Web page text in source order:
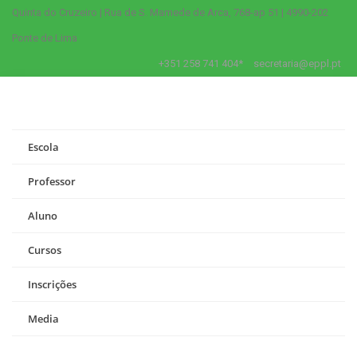
Quinta do Cruzeiro | Rua de S. Mamede de Arca, 768-ap 51 | 4990-202
Ponte de Lima
+351 258 741 404* secretaria@eppl.pt
Escola
Professor
Aluno
Cursos
Inscrições
Media